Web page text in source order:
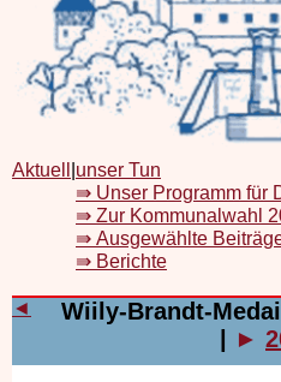
Aktuell
unser Tun
⇛ Unser Programm für
⇛ Zur Kommunalwahl
⇛ Ausgewählte
⇛ Berichte
◄
Wiily-Brandt-
►